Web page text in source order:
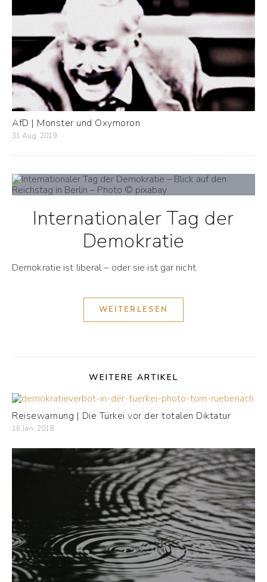
AfD | Monster und Oxymoron
31 Aug. 2019
Internationaler Tag der
Demokratie
Demokratie ist liberal – oder sie ist gar nicht.
WEITERLESEN
WEITERE ARTIKEL
Reisewarnung | Die Türkei vor der totalen Diktatur
16 Jan. 2018